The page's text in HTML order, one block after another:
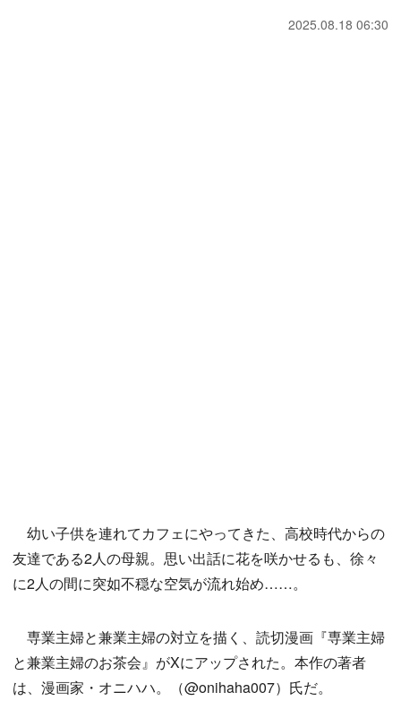
2025.08.18 06:30
幼い子供を連れてカフェにやってきた、高校時代からの
友達である2人の母親。思い出話に花を咲かせるも、徐々
に2人の間に突如不穏な空気が流れ始め……。
専業主婦と兼業主婦の対立を描く、読切漫画『専業主婦
と兼業主婦のお茶会』がXにアップされた。本作の著者
は、漫画家・オニハハ。（@onihaha007）氏だ。